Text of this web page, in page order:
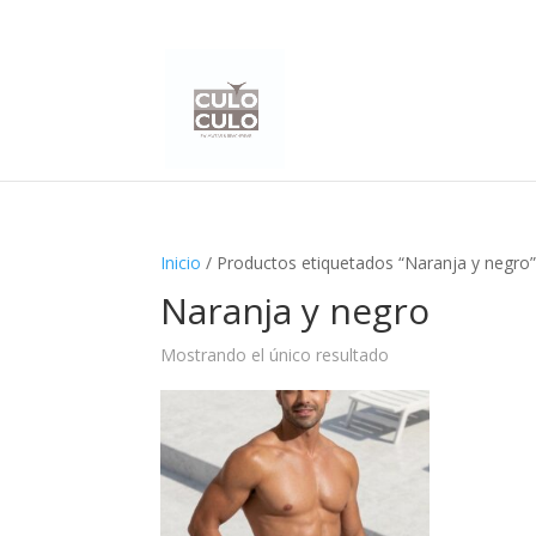
Inicio / Productos etiquetados “Naranja y negro”
Naranja y negro
Mostrando el único resultado